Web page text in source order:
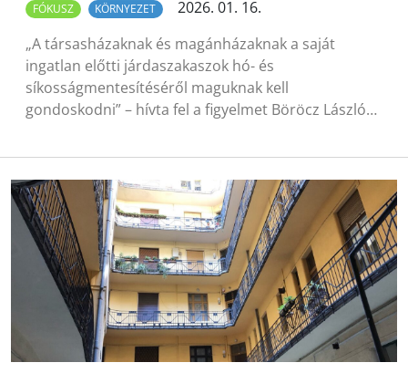
FÓKUSZ KÖRNYEZET
2026. 01. 16.
„A társasházaknak és magánházaknak a saját
ingatlan előtti járdaszakaszok hó- és
síkosságmentesítéséről maguknak kell
gondoskodni” – hívta fel a figyelmet Böröcz László…